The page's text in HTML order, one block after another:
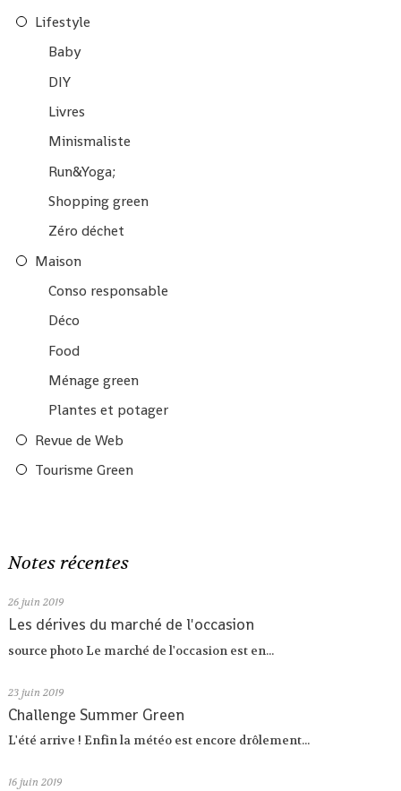
Lifestyle
Baby
DIY
Livres
Minismaliste
Run&Yoga;
Shopping green
Zéro déchet
Maison
Conso responsable
Déco
Food
Ménage green
Plantes et potager
Revue de Web
Tourisme Green
Notes récentes
26 juin 2019
Les dérives du marché de l'occasion
source photo Le marché de l'occasion est en...
23 juin 2019
Challenge Summer Green
L'été arrive ! Enfin la météo est encore drôlement...
16 juin 2019